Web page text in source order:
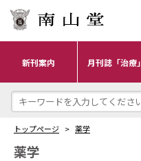
新刊案内 月刊誌「治療」
トップページ 薬学
薬学